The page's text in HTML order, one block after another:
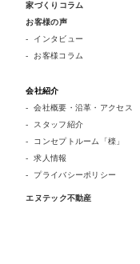
家づくりコラム
お客様の声
インタビュー
お客様コラム
会社紹介
会社概要・沿革・アクセス
スタッフ紹介
コンセプトルーム「檪」
求人情報
プライバシーポリシー
エヌテック不動産